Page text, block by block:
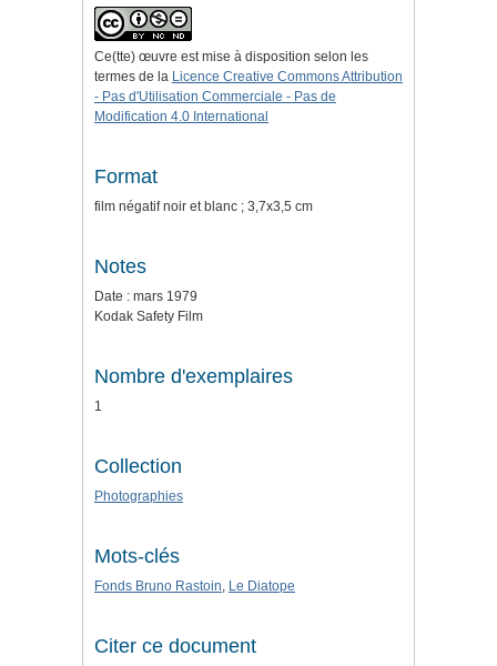
Ce(tte) œuvre est mise à disposition selon les
termes de la Licence Creative Commons Attribution
- Pas d'Utilisation Commerciale - Pas de
Modification 4.0 International
Format
film négatif noir et blanc ; 3,7x3,5 cm
Notes
Date : mars 1979
Kodak Safety Film
Nombre d'exemplaires
1
Collection
Photographies
Mots-clés
Fonds Bruno Rastoin, Le Diatope
Citer ce document